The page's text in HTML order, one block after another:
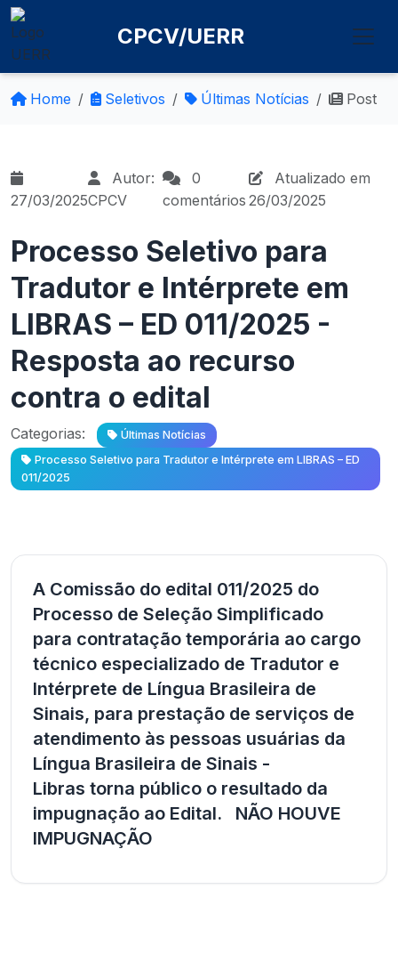
CPCV/UERR
Home Seletivos Últimas Notícias Post
27/03/2025
Autor:
CPCV
0
comentários
Atualizado em
26/03/2025
Processo Seletivo para
Tradutor e Intérprete em
LIBRAS – ED 011/2025 -
Resposta ao recurso
contra o edital
Categorias:
Últimas Notícias
Processo Seletivo para Tradutor e Intérprete em LIBRAS – ED
011/2025
A Comissão do edital 011/2025 do
Processo de Seleção Simplificado
para contratação temporária ao cargo
técnico especializado de Tradutor e
Intérprete de Língua Brasileira de
Sinais, para prestação de serviços de
atendimento às pessoas usuárias da
Língua Brasileira de Sinais -
Libras torna público o resultado da
impugnação ao Edital. NÃO HOUVE
IMPUGNAÇÃO